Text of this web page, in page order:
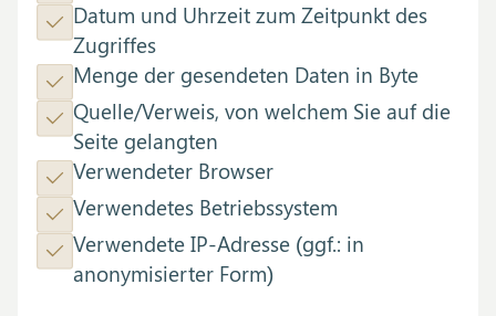
Datum und Uhrzeit zum Zeitpunkt des
Zugriffes
Menge der gesendeten Daten in Byte
Quelle/Verweis, von welchem Sie auf die
Seite gelangten
Verwendeter Browser
Verwendetes Betriebssystem
Verwendete IP-Adresse (ggf.: in
anonymisierter Form)